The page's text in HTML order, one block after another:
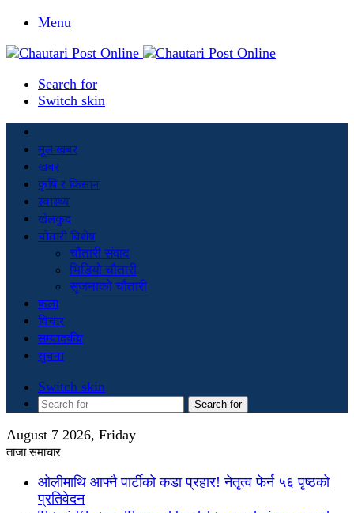
Menu
Search for
Switch skin
मूल खबर
खबर
कृषि र किसान
स्वास्थ्य
खेलकुद
चौतारी विशेष
चौतारी संवाद
भिडियो चौतारी
सृजनाको चौतारी
कला
विचार
सम्पादकीय
सुचना
Switch skin
Search for
August 7 2026, Friday
ताजा समाचार
ओलीमाथि आफ्नै पार्टीको कडा प्रहार! नेतृत्व फेर्न ५६ पृष्ठको
प्रतिवेदन